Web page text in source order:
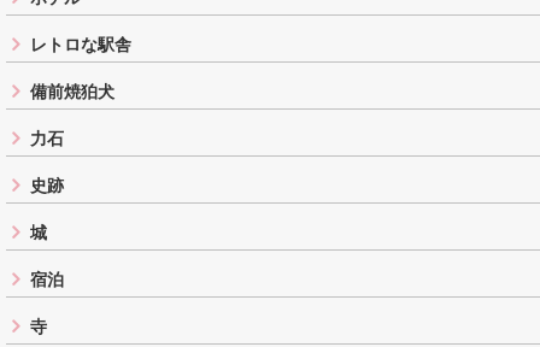
レトロな駅舎
備前焼狛犬
力石
史跡
城
宿泊
寺